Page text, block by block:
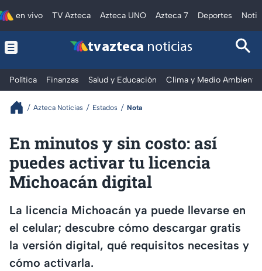
en vivo TV Azteca Azteca UNO Azteca 7 Deportes
tv azteca noticias
Política Finanzas Salud y Educación Clima y Medio Ambiente
Azteca Noticias Estados Nota
En minutos y sin costo: así
puedes activar tu licencia
Michoacán digital
La licencia Michoacán ya puede llevarse en
el celular; descubre cómo descargar gratis
la versión digital, qué requisitos necesitas y
cómo activarla.